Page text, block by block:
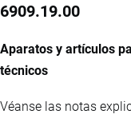
6909.19.00
Aparatos y artículos
técnicos
Véanse las notas